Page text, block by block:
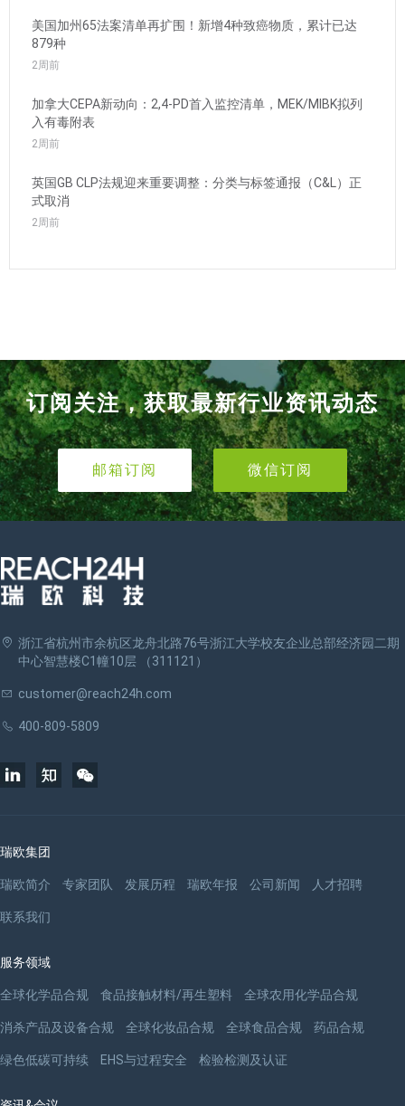
美国加州65法案清单再扩围！新增4种致癌物质，累计已达
879种
2周前
加拿大CEPA新动向：2,4-PD首入监控清单，MEK/MIBK拟列
入有毒附表
2周前
英国GB CLP法规迎来重要调整：分类与标签通报（C&L）正
式取消
2周前
订阅关注，获取最新行业资讯动态
邮箱订阅 微信订阅
浙江省杭州市余杭区龙舟北路76号浙江大学校友企业总部经济园二期
中心智慧楼C1幢10层 （311121）
customer@reach24h.com
400-809-5809
瑞欧集团
瑞欧简介 专家团队 发展历程 瑞欧年报 公司新闻 人才招聘
联系我们
服务领域
全球化学品合规 食品接触材料/再生塑料 全球农用化学品合规
消杀产品及设备合规 全球化妆品合规 全球食品合规 药品合规
绿色低碳可持续 EHS与过程安全 检验检测及认证